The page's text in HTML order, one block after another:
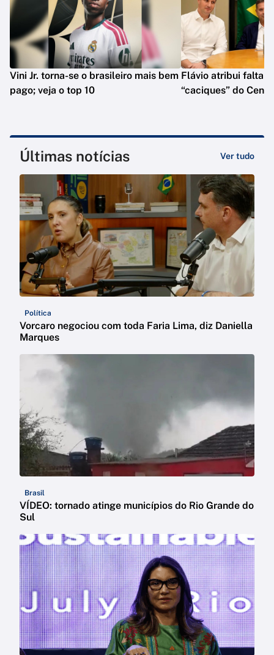
Vini Jr. torna-se o brasileiro mais bem
pago; veja o top 10
Flávio atribui falta
“caciques” do
Últimas notícias Ver tudo
Política
Vorcaro negociou com toda Faria Lima, diz Daniella
Marques
Brasil
VÍDEO: tornado atinge municípios do Rio Grande do
Sul